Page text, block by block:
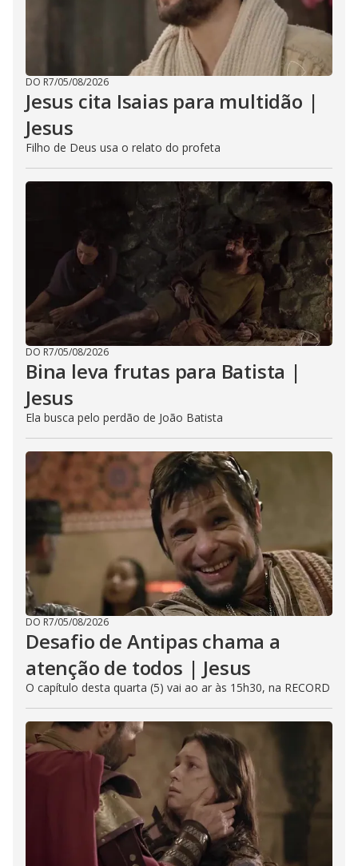
DO R7/05/08/2026
Jesus cita Isaias para multidão |
Jesus
Filho de Deus usa o relato do profeta
DO R7/05/08/2026
Bina leva frutas para Batista |
Jesus
Ela busca pelo perdão de João Batista
DO R7/05/08/2026
Desafio de Antipas chama a
atenção de todos | Jesus
O capítulo desta quarta (5) vai ao ar às 15h30, na RECORD